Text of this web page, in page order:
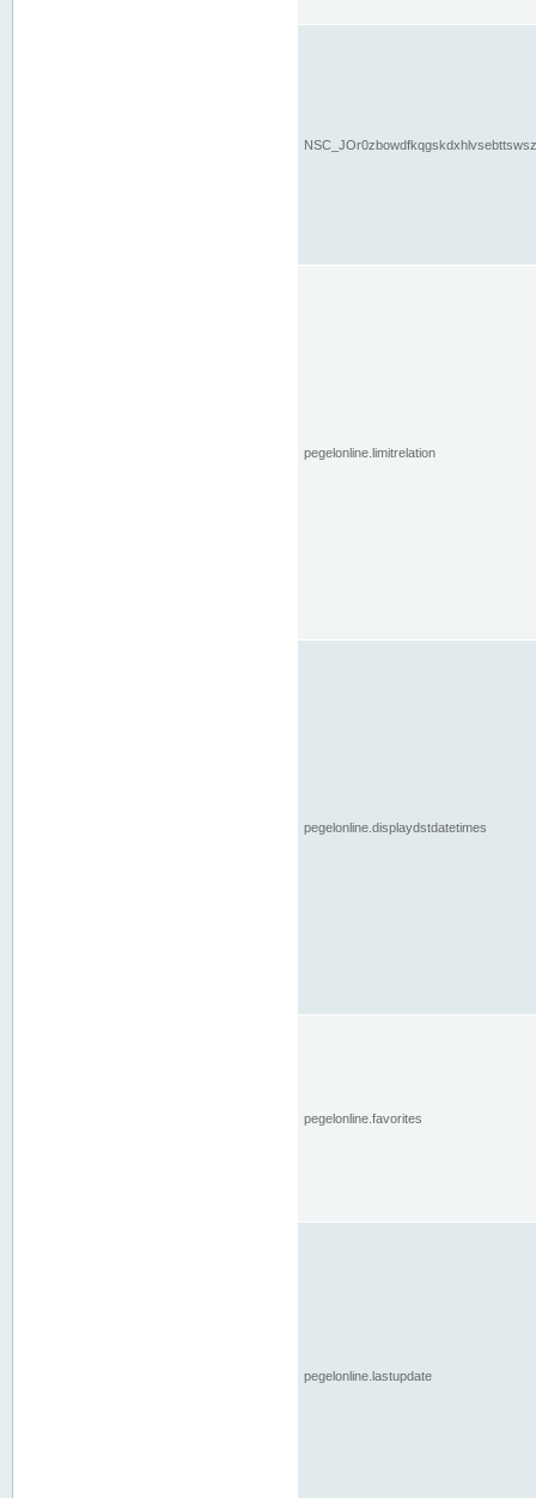
pegelonline.limitrelation
pegelonline.displaydstdatetimes
pegelonline.favorites
pegelonline.lastupdate